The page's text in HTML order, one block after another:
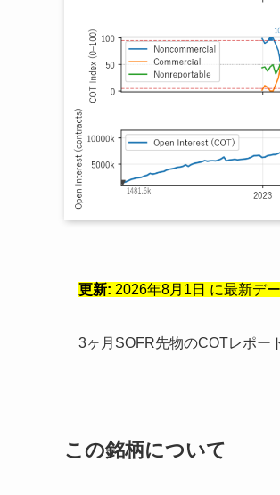
更新: 2026年8月1日 に最新デ
3ヶ月SOFR先物のCOTレポー
この銘柄について